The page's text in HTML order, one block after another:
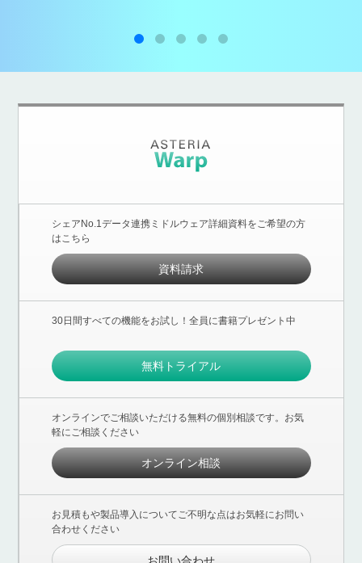
シェアNo.1データ連携ミドルウェア詳細資料をご希望の方
はこちら
資料請求
30日間すべての機能をお試し！全員に書籍プレゼント中
無料トライアル
オンラインでご相談いただける無料の個別相談です。お気
軽にご相談ください
オンライン相談
お見積もや製品導入についてご不明な点はお気軽にお問い
合わせください